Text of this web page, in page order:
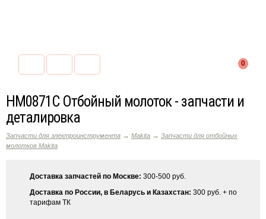
0
HM0871C Отбойный молоток - запчасти и
деталировка
Запчасти для электроинструмента → Makita → Запчасти для отбойных
молотков Makita
Доставка запчастей по Москве: 300-500 руб.
Доставка по России, в Беларусь и Казахстан: 300 руб. + по
тарифам ТК